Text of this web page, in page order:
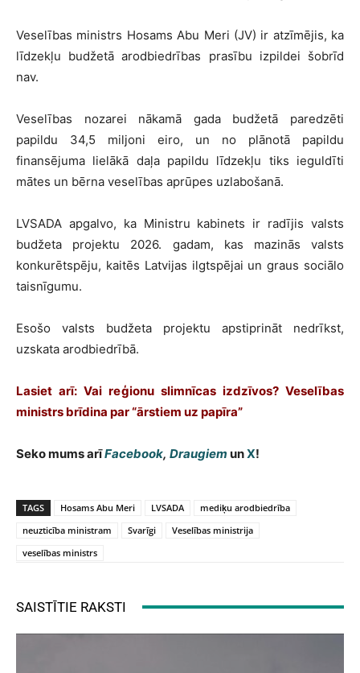
Veselības ministrs Hosams Abu Meri (JV) ir atzīmējis, ka
līdzekļu budžetā arodbiedrības prasību izpildei šobrīd
nav.
Veselības nozarei nākamā gada budžetā paredzēti
papildu 34,5 miljoni eiro, un no plānotā papildu
finansējuma lielākā daļa papildu līdzekļu tiks ieguldīti
mātes un bērna veselības aprūpes uzlabošanā.
LVSADA apgalvo, ka Ministru kabinets ir radījis valsts
budžeta projektu 2026. gadam, kas mazinās valsts
konkurētspēju, kaitēs Latvijas ilgtspējai un graus sociālo
taisnīgumu.
Esošo valsts budžeta projektu apstiprināt nedrīkst,
uzskata arodbiedrībā.
Lasiet arī: Vai reģionu slimnīcas izdzīvos? Veselības
ministrs brīdina par “ārstiem uz papīra”
Seko mums arīFacebook, Draugiem unX!
TAGS Hosams Abu Meri LVSADA
mediķu arodbiedrība
neuzticība ministram
Svarīgi
Veselības ministrija
veselības ministrs
SAISTĪTIE RAKSTI